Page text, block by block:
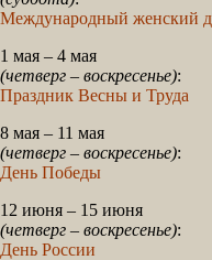
Международный женский
1 мая – 4 мая
(четверг – воскресенье):
Праздник Весны и Труда
8 мая – 11 мая
(четверг – воскресенье):
День Победы
12 июня – 15 июня
(четверг – воскресенье):
День России